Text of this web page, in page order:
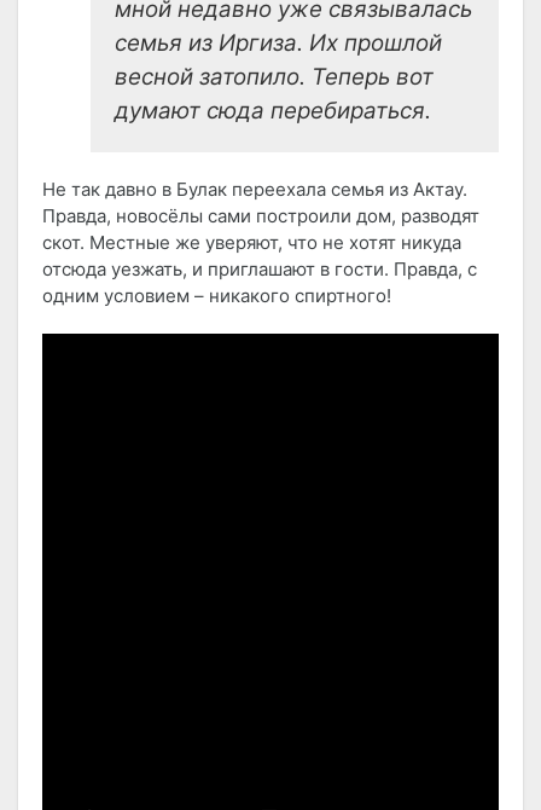
мной недавно уже связывалась
семья из Иргиза. Их прошлой
весной затопило. Теперь вот
думают сюда перебираться.
Не так давно в Булак переехала семья из Актау.
Правда, новосёлы сами построили дом, разводят
скот. Местные же уверяют, что не хотят никуда
отсюда уезжать, и приглашают в гости. Правда, с
одним условием – никакого спиртного!